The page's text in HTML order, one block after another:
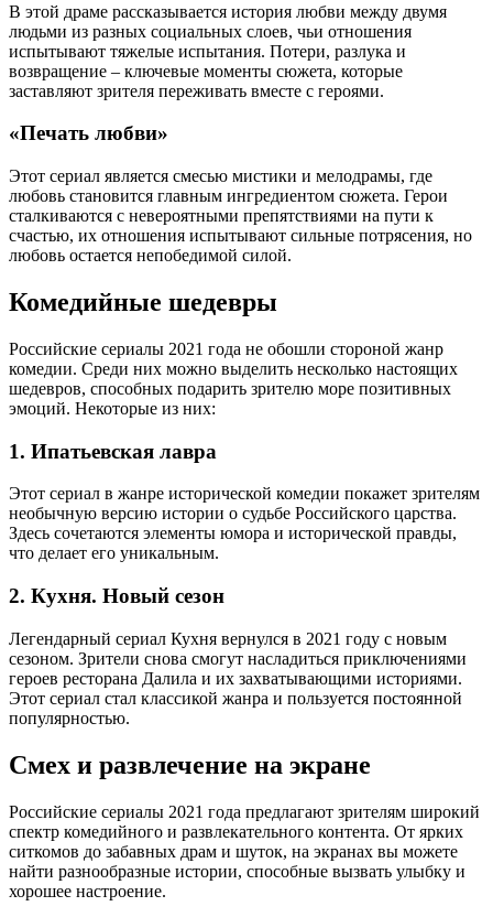
В этой драме рассказывается история любви между двумя
людьми из разных социальных слоев, чьи отношения
испытывают тяжелые испытания. Потери, разлука и
возвращение – ключевые моменты сюжета, которые
заставляют зрителя переживать вместе с героями.
«Печать любви»
Этот сериал является смесью мистики и мелодрамы, где
любовь становится главным ингредиентом сюжета. Герои
сталкиваются с невероятными препятствиями на пути к
счастью, их отношения испытывают сильные потрясения, но
любовь остается непобедимой силой.
Комедийные шедевры
Российские сериалы 2021 года не обошли стороной жанр
комедии. Среди них можно выделить несколько настоящих
шедевров, способных подарить зрителю море позитивных
эмоций. Некоторые из них:
1. Ипатьевская лавра
Этот сериал в жанре исторической комедии покажет зрителям
необычную версию истории о судьбе Российского царства.
Здесь сочетаются элементы юмора и исторической правды,
что делает его уникальным.
2. Кухня. Новый сезон
Легендарный сериал Кухня вернулся в 2021 году с новым
сезоном. Зрители снова смогут насладиться приключениями
героев ресторана Далила и их захватывающими историями.
Этот сериал стал классикой жанра и пользуется постоянной
популярностью.
Смех и развлечение на экране
Российские сериалы 2021 года предлагают зрителям широкий
спектр комедийного и развлекательного контента. От ярких
ситкомов до забавных драм и шуток, на экранах вы можете
найти разнообразные истории, способные вызвать улыбку и
хорошее настроение.